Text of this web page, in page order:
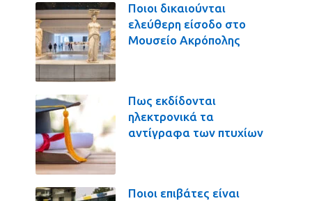
Ποιοι δικαιούνται
ελεύθερη είσοδο στο
Μουσείο Ακρόπολης
Πως εκδίδονται
ηλεκτρονικά τα
αντίγραφα των πτυχίων
Ποιοι επιβάτες είναι